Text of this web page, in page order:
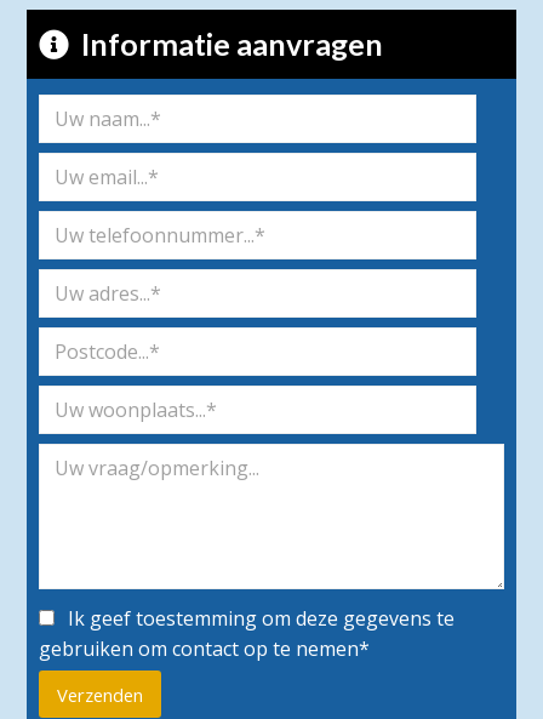
Informatie aanvragen
Ik geef toestemming om deze gegevens te
gebruiken om contact op te nemen*